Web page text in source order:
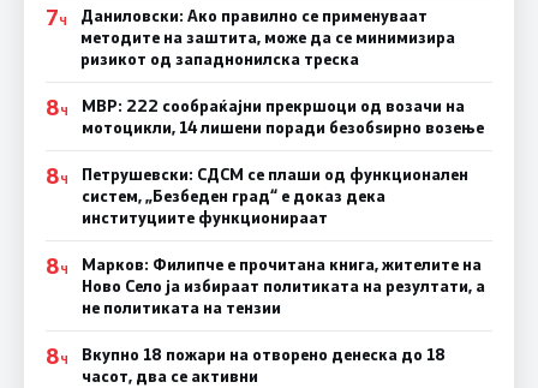
7Ч
Даниловски: Ако правилно се применуваат
методите на заштита, може да се минимизира
ризикот од западнонилска треска
8Ч
МВР: 222 сообраќајни прекршоци од возачи на
мотоцикли, 14 лишени поради безобѕирно возење
8Ч
Петрушевски: СДСМ се плаши од функционален
систем, „Безбеден град“ е доказ дека
институциите функционираат
8Ч
Марков: Филипче е прочитана книга, жителите на
Ново Село ја избираат политиката на резултати, а
не политиката на тензии
8Ч
Вкупно 18 пожари на отворено денеска до 18
часот, два се активни